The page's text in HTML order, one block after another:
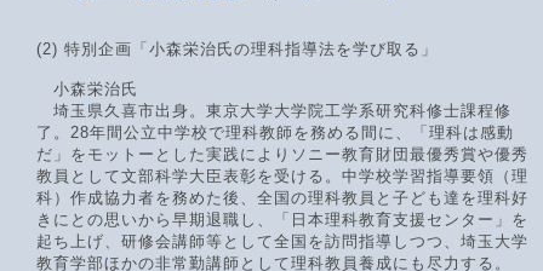
(2) 特別企画「小森栄治氏の理科指導法を学び取る」
小森栄治氏
埼玉県久喜市出身。東京大学大学院工学系研究科修士課程修
了。28年間公立中学校で理科教師を務める間に、「理科は感動
だ」をモットーとした実践によりソニー教育財団最優秀賞や優秀
教員として文部科学大臣表彰を受ける。中学校学習指導要領（理
科）作成協力者を務めた後、全国の理科教員と子ども達を理科好
きにとの思いから早期退職し、「日本理科教育支援センター」を
起ち上げ、研修会講師等として全国を訪問指導しつつ、埼玉大学
教育学部ほかの非常勤講師として理科教員養成にも尽力する。